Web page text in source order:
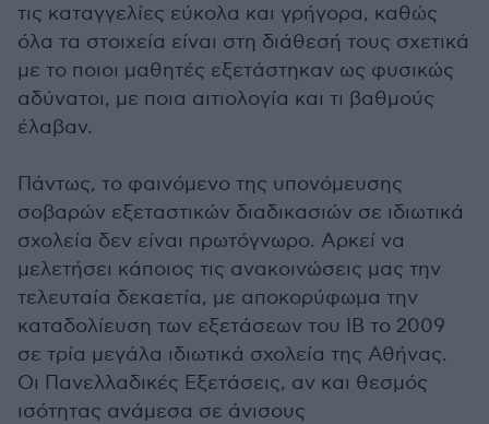
τις καταγγελίες εύκολα και γρήγορα, καθώς
όλα τα στοιχεία είναι στη διάθεσή τους σχετικά
με το ποιοι μαθητές εξετάστηκαν ως φυσικώς
αδύνατοι, με ποια αιτιολογία και τι βαθμούς
έλαβαν.
Πάντως, το φαινόμενο της υπονόμευσης
σοβαρών εξεταστικών διαδικασιών σε ιδιωτικά
σχολεία δεν είναι πρωτόγνωρο. Αρκεί να
μελετήσει κάποιος τις ανακοινώσεις μας την
τελευταία δεκαετία, με αποκορύφωμα την
καταδολίευση των εξετάσεων του ΙΒ το 2009
σε τρία μεγάλα ιδιωτικά σχολεία της Αθήνας.
Οι Πανελλαδικές Εξετάσεις, αν και θεσμός
ισότητας ανάμεσα σε άνισους